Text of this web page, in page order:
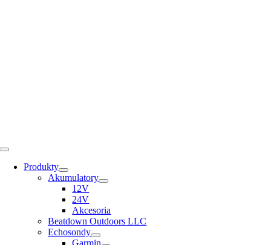
Toggle
NavigationProdukty
Akumulatory
12V
24V
Akcesoria
Beatdown Outdoors LLC
Echosondy
Garmin